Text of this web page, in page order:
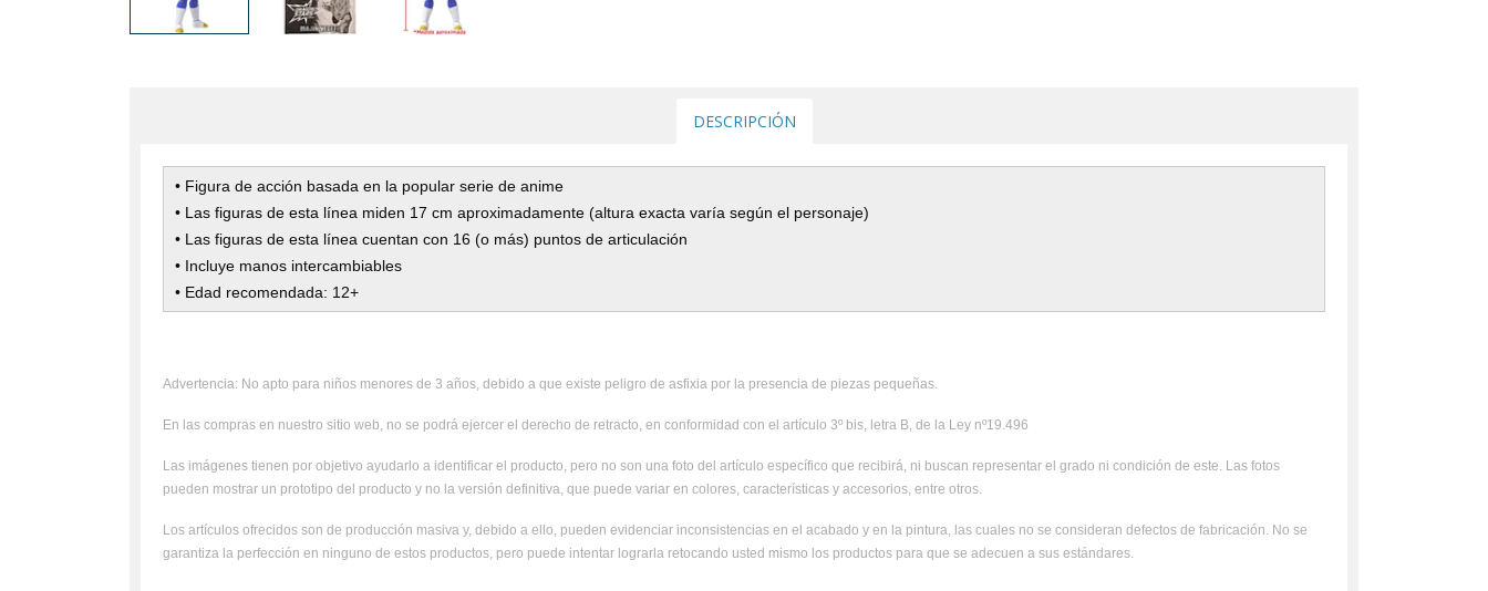
DESCRIPCIÓN
• Figura de acción basada en la popular serie de anime
• Las figuras de esta línea miden 17 cm aproximadamente (altura exacta varía según el personaje)
• Las figuras de esta línea cuentan con 16 (o más) puntos de articulación
• Incluye manos intercambiables
• Edad recomendada: 12+
Advertencia: No apto para niños menores de 3 años, debido a que existe peligro de asfixia por la presencia de piezas pequeñas.
En las compras en nuestro sitio web, no se podrá ejercer el derecho de retracto, en conformidad con el artículo 3º bis, letra B, de la Ley nº19.496
Las imágenes tienen por objetivo ayudarlo a identificar el producto, pero no son una foto del artículo específico que recibirá, ni buscan representar el grado ni condición de este. Las fotos
pueden mostrar un prototipo del producto y no la versión definitiva, que puede variar en colores, características y accesorios, entre otros.
Los artículos ofrecidos son de producción masiva y, debido a ello, pueden evidenciar inconsistencias en el acabado y en la pintura, las cuales no se consideran defectos de fabricación. No se
garantiza la perfección en ninguno de estos productos, pero puede intentar lograrla retocando usted mismo los productos para que se adecuen a sus estándares.